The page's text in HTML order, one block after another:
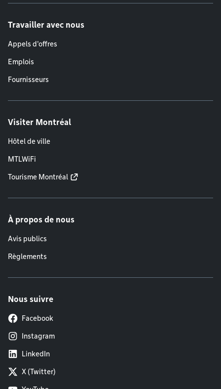
Travailler avec nous
Appels d'offres
Emplois
Fournisseurs
Visiter Montréal
Hôtel de ville
MTLWiFi
Tourisme Montréal
À propos de nous
Avis publics
Règlements
Nous suivre
Facebook
Instagram
LinkedIn
X (Twitter)